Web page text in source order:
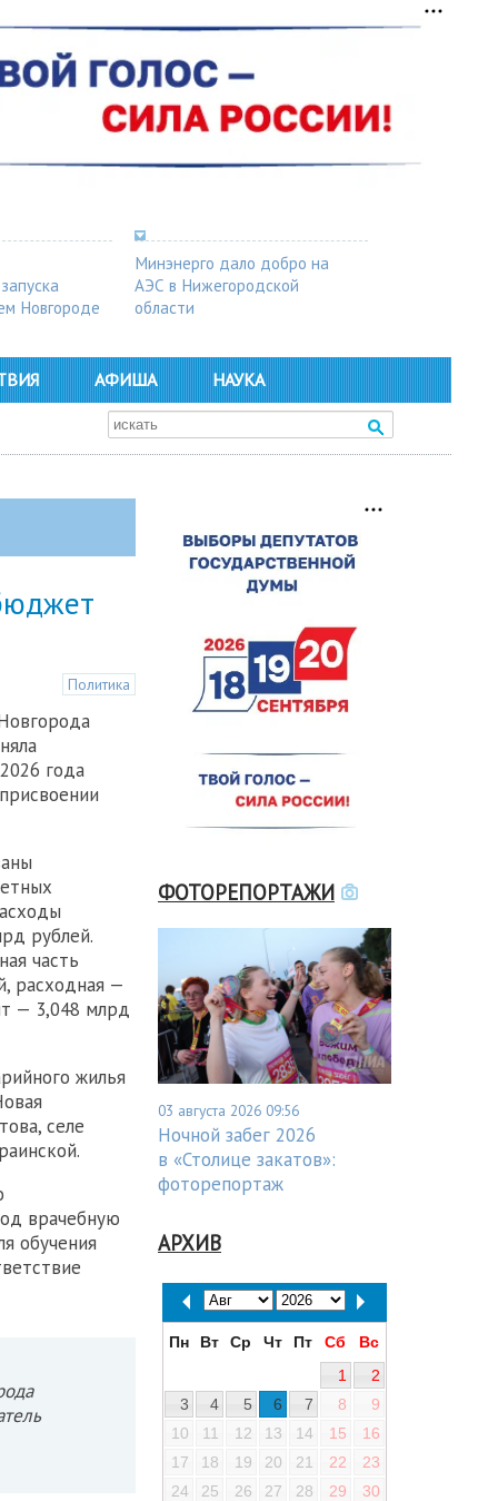
Новгороде
Минэнерго дало добро на
АЭС в Нижегородской
области
АФИША НАУКА
Политика
года
рублей.
часть
расходная —
— 3,048 млрд
жилья
селе
врачебную
обучения
ФОТОРЕПОРТАЖИ
03 августа 2026 09:56
Ночной забег 2026
в «Столице закатов»:
фоторепортаж
АРХИВ
Пн Вт Ср Чт Пт Сб
Вс
1
2
3
4 5 6 7 8
9
10
11 12 13 14 15
16
17
18 19 20 21 22
23
24
25 26 27 28 29
30